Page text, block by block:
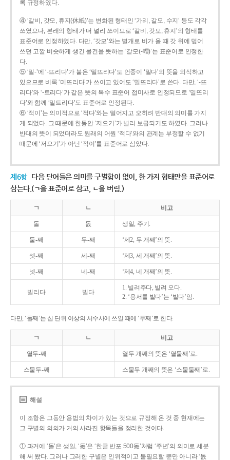
록 규정하였다.
④ ‘갈비, 갓모, 휴지(休紙)’는 변화된 형태인 ‘가리, 갈모, 수지’ 등도 각각
쓰였으나, 본래의 형태가 더 널리 쓰이므로 ‘갈비, 갓모, 휴지’의 형태를
표준어로 인정하였다. 다만, ‘갓모’와는 별개로 비가 올 때 갓 위에 덮어
쓰던 고깔 비슷하게 생긴 물건을 뜻하는 ‘갈모(-帽)’는 표준어로 인정한
다.
⑤ ‘밀-’에 ‘-뜨리다’가 붙은 ‘밀뜨리다’도 언중이 ‘밀다’의 뜻을 의식하고
있으므로 비록 ‘미뜨리다’가 쓰이고 있어도 ‘밀뜨리다’로 쓴다. 다만, ‘-뜨
리다’와 ‘-트리다’가 같은 뜻의 복수 표준어 접미사로 인정되므로 ‘밀뜨리
다’와 함께 ‘밀트리다’도 표준어로 인정된다.
⑥ ‘적이’는 의미적으로 ‘적다’와는 멀어지고 오히려 반대의 의미를 가지
게 되었다. 그 때문에 한동안 ‘저으기’가 널리 보급되기도 하였다. 그러나
반대의 뜻이 되었더라도 원래의 어원 ‘적다’와의 관계는 부정할 수 없기
때문에 ‘저으기’가 아닌 ‘적이’를 표준어로 삼았다.
제6항 다음 단어들은 의미를 구별함이 없이, 한 가지 형태만을 표준어로
삼는다.(ㄱ을 표준어로 삼고, ㄴ을 버림.)
ㄱ ㄴ 비고
돌 돐 생일, 주기.
둘-째 두-째 ‘제2, 두 개째’의 뜻.
셋-째 세-째 ‘제3, 세 개째’의 뜻.
넷-째 네-째 ‘제4, 네 개째’의 뜻.
빌리다 빌다
1. 빌려주다, 빌려 오다.
2. ‘용서를 빌다’는 ‘빌다’임.
다만, ‘둘째’는 십 단위 이상의 서수사에 쓰일 때에 ‘두째’로 한다.
ㄱ ㄴ 비고
열두-째 열두 개째의 뜻은 ‘열둘째’로.
스물두-째 스물두 개째의 뜻은 ‘스물둘째’로.
해설
이 조항은 그동안 용법의 차이가 있는 것으로 규정해 온 것 중 현재에는
그 구별의 의의가 거의 사라진 항목들을 정리한 것이다.
① 과거에 ‘돌’은 생일, ‘돐’은 ‘한글 반포 500돐’처럼 ‘주년’의 의미로 세분
해 써 왔다. 그러나 그러한 구별은 인위적이고 불필요할 뿐만 아니라 ‘돐